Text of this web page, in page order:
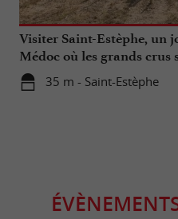
Visiter Saint-Estèphe, un
Médoc où les grands crus
l’honneur
35 m - Saint-Estèphe